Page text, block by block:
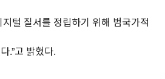
털 질서를 정립하기 위해 범국가적
.”고 밝혔다.